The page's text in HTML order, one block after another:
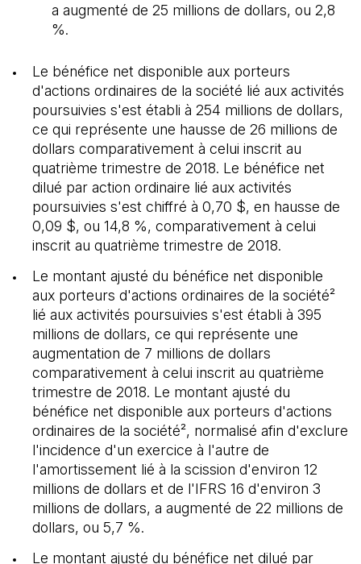
a augmenté de 25 millions de dollars, ou 2,8
%.
Le bénéfice net disponible aux porteurs
d'actions ordinaires de la société lié aux activités
poursuivies s'est établi à 254 millions de dollars,
ce qui représente une hausse de 26 millions de
dollars comparativement à celui inscrit au
quatrième trimestre de 2018. Le bénéfice net
dilué par action ordinaire lié aux activités
poursuivies s'est chiffré à 0,70 $, en hausse de
0,09 $, ou 14,8 %, comparativement à celui
inscrit au quatrième trimestre de 2018.
Le montant ajusté du bénéfice net disponible
aux porteurs d'actions ordinaires de la société²
lié aux activités poursuivies s'est établi à 395
millions de dollars, ce qui représente une
augmentation de 7 millions de dollars
comparativement à celui inscrit au quatrième
trimestre de 2018. Le montant ajusté du
bénéfice net disponible aux porteurs d'actions
ordinaires de la société², normalisé afin d'exclure
l'incidence d'un exercice à l'autre de
l'amortissement lié à la scission d'environ 12
millions de dollars et de l'IFRS 16 d'environ 3
millions de dollars, a augmenté de 22 millions de
dollars, ou 5,7 %.
Le montant ajusté du bénéfice net dilué par